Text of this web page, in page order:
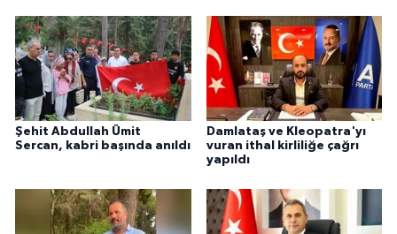
Şehit Abdullah Ümit
Sercan, kabri başında anıldı
Damlataş ve Kleopatra'yı
vuran ithal kirliliğe çağrı
yapıldı